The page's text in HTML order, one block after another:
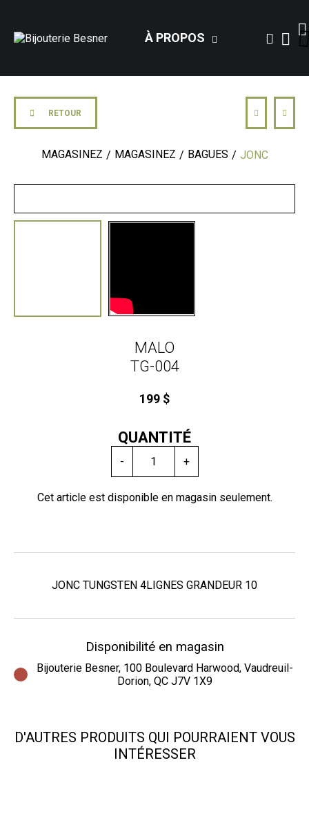
À PROPOS
RETOUR
MAGASINEZ MAGASINEZ BAGUES JONC
MALO
TG-004
199 $
QUANTITÉ
- +
Cet article est disponible en magasin seulement.
JONC TUNGSTEN 4LIGNES GRANDEUR 10
Disponibilité en magasin
Bijouterie Besner, 100 Boulevard Harwood, Vaudreuil-
Dorion, QC J7V 1X9
D'AUTRES PRODUITS QUI POURRAIENT VOUS
INTÉRESSER